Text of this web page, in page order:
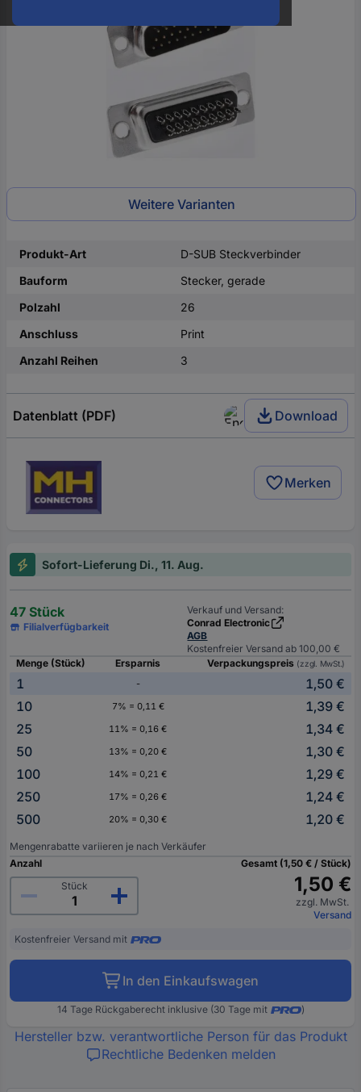
Weitere Varianten
Produkt-Art
D-SUB Steckverbinder
Bauform
Stecker, gerade
Polzahl
26
Anschluss
Print
Anzahl Reihen
3
Datenblatt (PDF) Download
Merken
Sofort-Lieferung Di., 11. Aug.
47 Stück
Filialverfügbarkeit
Verkauf und Versand:
Conrad Electronic
AGB
Kostenfreier Versand ab 100,00 €
Menge (Stück)
Ersparnis Verpackungspreis (zzgl. MwSt.)
1 -
1,50 €
10
7% = 0,11 €
1,39 €
25
11% = 0,16 €
1,34 €
50
13% = 0,20 €
1,30 €
100
14% = 0,21 €
1,29 €
250
17% = 0,26 €
1,24 €
500
20% = 0,30 € 1,20 €
Mengenrabatte variieren je nach Verkäufer
Anzahl
Stück
Gesamt (1,50 € / Stück)
1,50 €
zzgl. MwSt.
Versand
Kostenfreier Versand mit
In den Einkaufswagen
14 Tage Rückgaberecht inklusive (30 Tage mit )
Hersteller bzw. verantwortliche Person für das Produkt
Rechtliche Bedenken melden